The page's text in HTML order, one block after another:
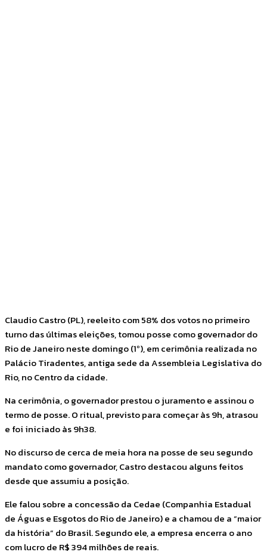
Claudio Castro (PL), reeleito com 58% dos votos no primeiro
turno das últimas eleições, tomou posse como governador do
Rio de Janeiro neste domingo (1º), em cerimônia realizada no
Palácio Tiradentes, antiga sede da Assembleia Legislativa do
Rio, no Centro da cidade.
Na cerimônia, o governador prestou o juramento e assinou o
termo de posse. O ritual, previsto para começar às 9h, atrasou
e foi iniciado às 9h38.
No discurso de cerca de meia hora na posse de seu segundo
mandato como governador, Castro destacou alguns feitos
desde que assumiu a posição.
Ele falou sobre a concessão da Cedae (Companhia Estadual
de Águas e Esgotos do Rio de Janeiro) e a chamou de a “maior
da história” do Brasil. Segundo ele, a empresa encerra o ano
com lucro de R$ 394 milhões de reais.